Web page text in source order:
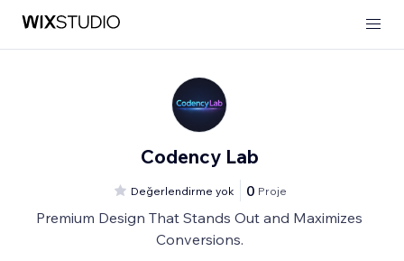
Codency Lab
Değerlendirme yok 0 Proje
Premium Design That Stands Out and Maximizes
Conversions.